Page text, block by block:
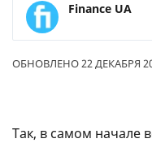
Finance UA
ОБНОВЛЕНО 22 ДЕКАБРЯ
Так, в самом начале